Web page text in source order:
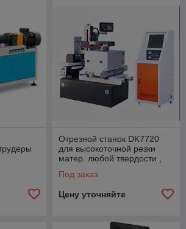
Отрезной станок DK7720
для высокоточной резки
матер. любой твердости ,
закален. материал
Под заказ
Цену уточняйте